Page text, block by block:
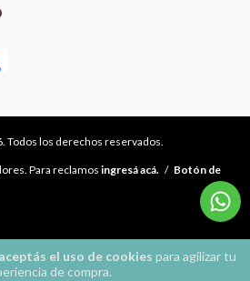
aceptás el uso de cookies para agilizar tu
de compra.
Todos los derechos reservados.
Para reclamos ingresá acá. / Botón de